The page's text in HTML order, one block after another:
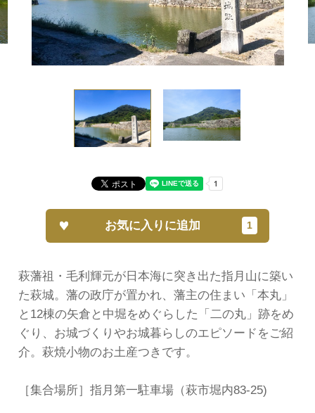
萩藩祖・毛利輝元が日本海に突き出た指月山に築い
た萩城。藩の政庁が置かれ、藩主の住まい「本丸」
と12棟の矢倉と中堀をめぐらした「二の丸」跡をめ
ぐり、お城づくりやお城暮らしのエピソードをご紹
介。萩焼小物のお土産つきです。
［集合場所］指月第一駐車場（萩市堀内83-25)
お気に入りに追加